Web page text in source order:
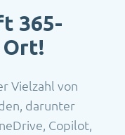
365-
Ort!
Vielzahl von
darunter
Copilot,